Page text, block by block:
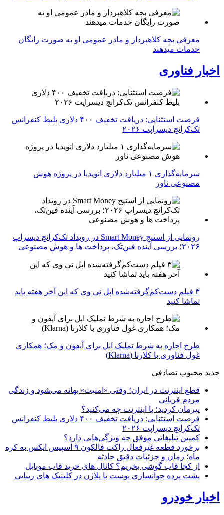
معرفی بچه کلاهبردار و مادر عمومی او به صورت رایگان
خدمات میدهند
اخبار فناوری
فرصت استثنایی: دریافت تخفیف ۴۰۰ دلاری بلیط کنفرانس
تک‌کرانچ دیسراپت ۲۰۲۶
سرمایه‌گذاری ۱ میلیارد دلاری انویدیا در پروژه هوش
مصنوعی ناور
رونمایی از استیج Smart Money در رویداد تک‌کرانچ دیسراپ
۲۰۲۶؛ بررسی آینده فین‌تک، پرداخت‌ ها و هوش مصنوعی
۳ فیلم دست‌کم‌گرفته‌شده اپل تی وی که این آخر هفته باید
تماشا کنید
طرح اجاره به شرط تملیک اپل برای آیفون و مک؛ همکاری
غول فناوری با کلارنا (Klarna)
جدید محبوب تصادفی
قطع اینترنت در ایران؛ وقتی «امنیت» بهانه می‌شود و زندگی
مردم قربانی
پیرمان کردید؛ با اینترنت چه می‌کنید؟
فرصت استثنایی: دریافت تخفیف ۴۰۰ دلاری بلیط کنفرانس
تک‌کرانچ دیسراپت ۲۰۲۶
کمپین تبلیغاتی موفق چه ویژگی‌هایی دارد؟
برخورد قطعه غیرفعال راکت فالکون ۹ اسپیس ایکس به کره
ماه؛ زمان و جزئیات دقیق حادثه
از کجا قاب گوشی بخریم؟ کانال های خرید قاب موبایل
پشت پرده جوانسازی پوست با پلاژن در کلینیک های زیبایی
اخبار خودرو